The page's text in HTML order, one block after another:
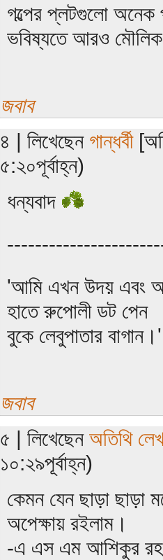
গল্পের প্লটগুলো অনেক
ভবিষ্যতে আরও
জবাব
৪ | লিখেছেন গান্ধর্বী
৫:২০পূর্বাহ্ন)
ধন্যবাদ
'আমি এখন উদয় এবং
হাতে রুপোলী ডট পেন
বুকে লেবুপাতার
জবাব
৫ | লিখেছেন অতিথি
১০:২৯পূর্বাহ্ন)
কেমন যেন ছাড়া
অপেক্ষায় রইলাম।
-এ এস এম আশিকুর